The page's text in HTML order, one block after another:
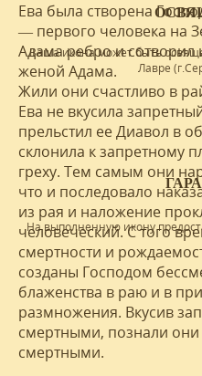
Ваша икона может быть
Лавре
На выполненную икону
Ева была створена
— первого человека на
Адама ребро и сотворил
женой Адама.
Жили они счастливо в
Ева не вкусила
прельстил ее Диавол в
склонила к запретному
греху. Тем самым они
что и последовало
из рая и наложение
человеческий. С того
смертности и
созданы Господом
блаженства в раю и в
размножения. Вкусив
смертными, познали они
смертными.